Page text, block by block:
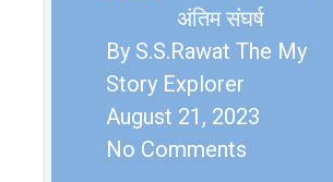
अंतिम संघर्ष
By S.S.Rawat The My
Story Explorer
August 21, 2023
No Comments